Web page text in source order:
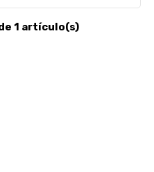
1 artículo(s)